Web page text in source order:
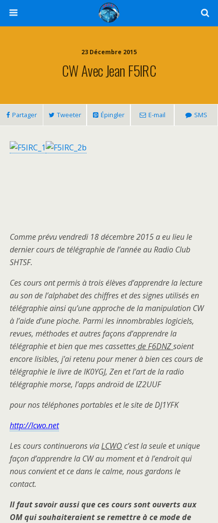
23 Décembre 2015
CW Avec Jean F5IRC
Partager Tweeter Épingler E-mail SMS
Comme prévu vendredi 18 décembre 2015 a eu lieu le
dernier cours de télégraphie de l’année au Radio Club
SHTSF.
Ces cours ont permis à trois élèves d’apprendre la lecture
au son de l’alphabet des chiffres et des signes utilisés en
télégraphie ainsi qu’une approche de la manipulation CW
à l’aide d’une pioche. Parmi les innombrables logiciels,
revues, méthodes et autres façons d’apprendre la
télégraphie et bien que mes cassettesde F6DNZsoient
encore lisibles, j’ai retenu pour mener à bien ces cours de
télégraphie le livre de IK0YGJ, Zen et l’art de la radio
télégraphie morse, l’apps androïd de IZ2UUF
pour nos téléphones portables et le site de DJ1YFK
http://lcwo.net
Les cours continuerons viaLCWO c’est la seule et unique
façon d’apprendre la CW au moment et à l’endroit qui
nous convient et ce dans le calme, nous gardons le
contact.
Il faut savoir aussi que ces cours sont ouverts aux
OM qui souhaiteraient se remettre à ce mode de